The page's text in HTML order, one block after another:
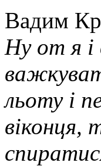
Вадим
Ну от я і
льоту і
віконця,